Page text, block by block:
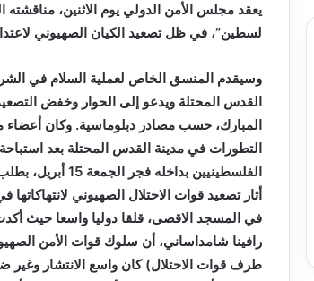
يعقد مجلس الأمن الدولي يوم الاثنين،
لسطين”، في ظل تصعيد الكيان الصهيوني
وسيقدم المنسق الخاص لعملية السلام في
القدس المحتلة ويدعو إلى الحوار وخفض
المبارك، حسب مصادر دبلوماسية.
التطورات في مدينة القدس المحتلة بعد
الفلسطينيين
أثار تصعيد قوات الاحتلال الصهيوني
في المسجد الاقصى، قلقا دوليا واسعا حيث
طرف قوات الاحتلال) كان واسع الانتشار وغير
المواطن